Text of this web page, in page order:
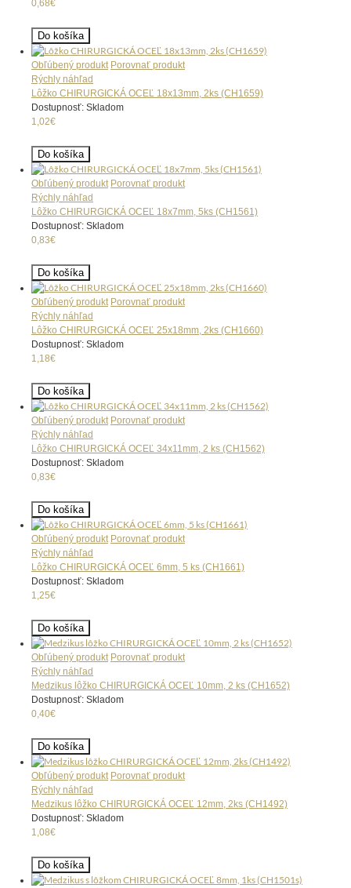
0,68€
Do košíka
Obľúbený produkt Porovnať produkt
Rýchly náhľad
Lôžko CHIRURGICKÁ OCEĽ 18x13mm, 2ks (CH1659)
Dostupnosť: Skladom
1,02€
Do košíka
Obľúbený produkt Porovnať produkt
Rýchly náhľad
Lôžko CHIRURGICKÁ OCEĽ 18x7mm, 5ks (CH1561)
Dostupnosť: Skladom
0,83€
Do košíka
Obľúbený produkt Porovnať produkt
Rýchly náhľad
Lôžko CHIRURGICKÁ OCEĽ 25x18mm, 2ks (CH1660)
Dostupnosť: Skladom
1,18€
Do košíka
Obľúbený produkt Porovnať produkt
Rýchly náhľad
Lôžko CHIRURGICKÁ OCEĽ 34x11mm, 2 ks (CH1562)
Dostupnosť: Skladom
0,83€
Do košíka
Obľúbený produkt Porovnať produkt
Rýchly náhľad
Lôžko CHIRURGICKÁ OCEĽ 6mm, 5 ks (CH1661)
Dostupnosť: Skladom
1,25€
Do košíka
Obľúbený produkt Porovnať produkt
Rýchly náhľad
Medzikus lôžko CHIRURGICKÁ OCEĽ 10mm, 2 ks (CH1652)
Dostupnosť: Skladom
0,40€
Do košíka
Obľúbený produkt Porovnať produkt
Rýchly náhľad
Medzikus lôžko CHIRURGICKÁ OCEĽ 12mm, 2ks (CH1492)
Dostupnosť: Skladom
1,08€
Do košíka